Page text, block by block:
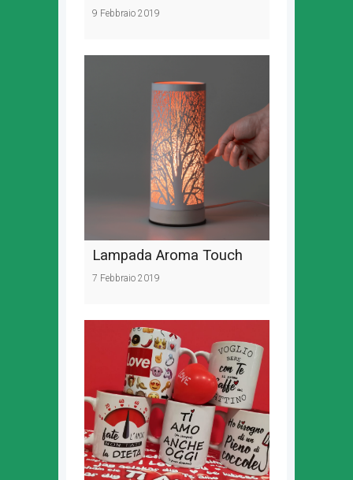
9 Febbraio 2019
Lampada Aroma Touch
7 Febbraio 2019